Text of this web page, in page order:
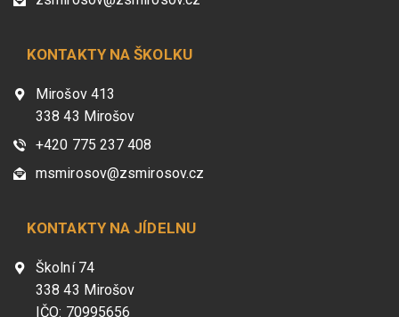
KONTAKTY NA ŠKOLKU
Mirošov 413
338 43 Mirošov
+420 775 237 408
msmirosov@zsmirosov.cz
KONTAKTY NA JÍDELNU
Školní 74
338 43 Mirošov
IČO: 70995656